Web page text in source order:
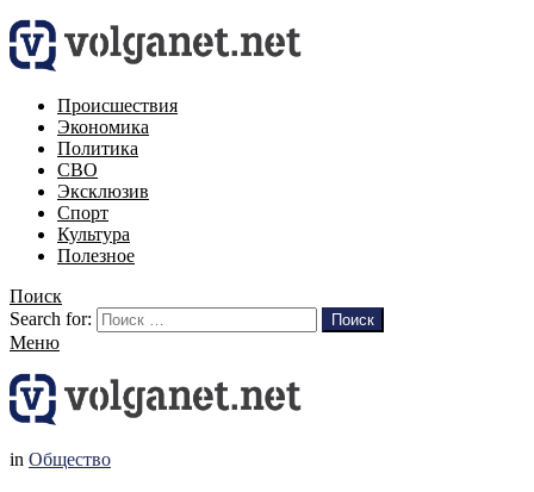
Происшествия
Экономика
Политика
СВО
Эксклюзив
Спорт
Культура
Полезное
Поиск
Search for:
Поиск
Меню
in Общество